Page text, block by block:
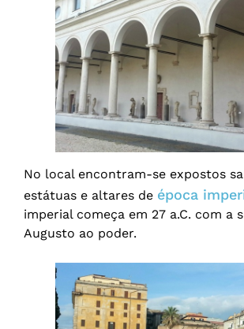
No local encontram-se expostos
estátuas e altares de época
imperial começa em 27 a.C. com a
Augusto ao poder.